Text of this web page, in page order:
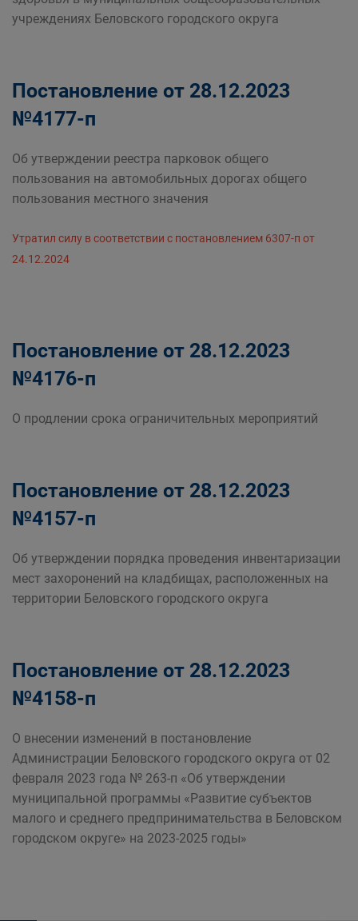
учреждениях Беловского городского округа
Постановление от 28.12.2023
№4177-п
Об утверждении реестра парковок общего
пользования на автомобильных дорогах общего
пользования местного значения
Утратил силу в соответствии с постановлением 6307-п от
24.12.2024
Постановление от 28.12.2023
№4176-п
О продлении срока ограничительных мероприятий
Постановление от 28.12.2023
№4157-п
Об утверждении порядка проведения инвентаризации
мест захоронений на кладбищах, расположенных на
территории Беловского городского округа
Постановление от 28.12.2023
№4158-п
О внесении изменений в постановление
Администрации Беловского городского округа от 02
февраля 2023 года № 263-п «Об утверждении
муниципальной программы «Развитие субъектов
малого и среднего предпринимательства в Беловском
городском округе» на 2023-2025 годы»